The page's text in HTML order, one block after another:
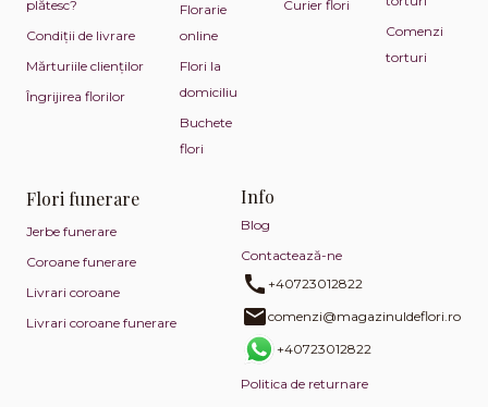
plătesc?
Condiții de livrare
Mărturiile clienților
Îngrijirea florilor
Florarie
online
Flori la
domiciliu
Buchete
flori
Curier flori
Comenzi
torturi
Flori funerare
Jerbe funerare
Coroane funerare
Livrari coroane
Livrari coroane funerare
Info
Blog
Contactează-ne
+40723012822
comenzi@magazinuldeflori.ro
+40723012822
Politica de returnare